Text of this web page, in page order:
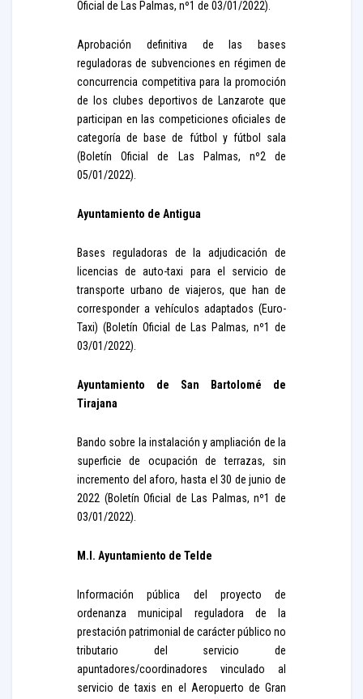
Oficial de Las Palmas, nº1 de 03/01/2022).
Aprobación definitiva de las bases
reguladoras de subvenciones en régimen de
concurrencia competitiva para la promoción
de los clubes deportivos de Lanzarote que
participan en las competiciones oficiales de
categoría de base de fútbol y fútbol sala
(Boletín Oficial de Las Palmas, nº2 de
05/01/2022).
Ayuntamiento de Antigua
Bases reguladoras de la adjudicación de
licencias de auto-taxi para el servicio de
transporte urbano de viajeros, que han de
corresponder a vehículos adaptados (Euro-
Taxi) (Boletín Oficial de Las Palmas, nº1 de
03/01/2022).
Ayuntamiento de San Bartolomé de
Tirajana
Bando sobre la instalación y ampliación de la
superficie de ocupación de terrazas, sin
incremento del aforo, hasta el 30 de junio de
2022 (Boletín Oficial de Las Palmas, nº1 de
03/01/2022).
M.I. Ayuntamiento de Telde
Información pública del proyecto de
ordenanza municipal reguladora de la
prestación patrimonial de carácter público no
tributario del servicio de
apuntadores/coordinadores vinculado al
servicio de taxis en el Aeropuerto de Gran